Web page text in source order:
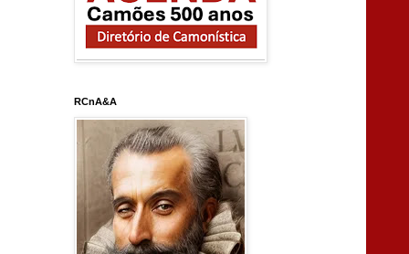
RCnA&A